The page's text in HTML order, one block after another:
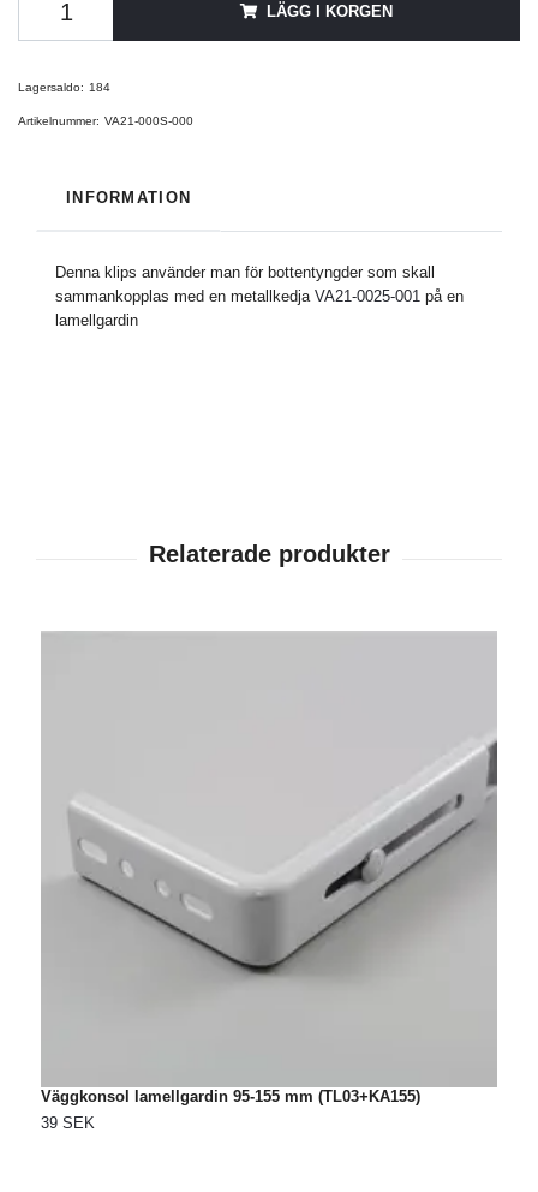
LÄGG I KORGEN
Lagersaldo: 184
Artikelnummer: VA21-000S-000
INFORMATION
Denna klips använder man för bottentyngder som skall
sammankopplas med en metallkedja VA21-0025-001 på en
lamellgardin
Väggkonsol lamellgardin 95-155 mm (TL03+KA155)
39 SEK